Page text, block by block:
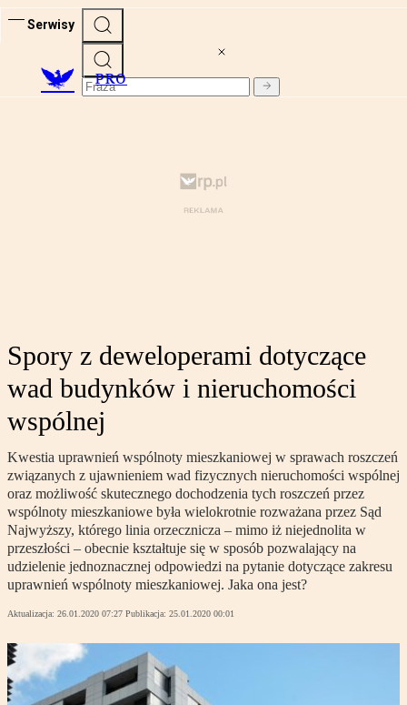
Serwisy
PRO
Spory z deweloperami dotyczące
wad budynków i nieruchomości
wspólnej
Kwestia uprawnień wspólnoty mieszkaniowej w sprawach roszczeń
związanych z ujawnieniem wad fizycznych nieruchomości wspólnej
oraz możliwość skutecznego dochodzenia tych roszczeń przez
wspólnoty mieszkaniowe była wielokrotnie rozważana przez Sąd
Najwyższy, którego linia orzecznicza – mimo iż niejednolita w
przeszłości – obecnie kształtuje się w sposób pozwalający na
udzielenie jednoznacznej odpowiedzi na pytanie dotyczące zakresu
uprawnień wspólnoty mieszkaniowej. Jaka ona jest?
Aktualizacja: 26.01.2020 07:27 Publikacja: 25.01.2020 00:01